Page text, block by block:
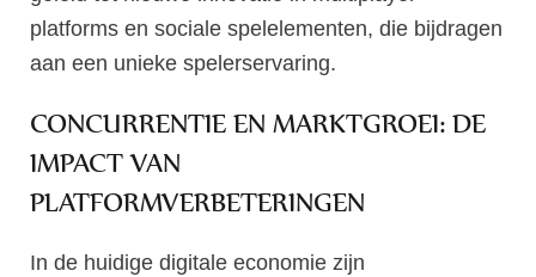
platforms en sociale spelelementen, die bijdragen
aan een unieke spelerservaring.
CONCURRENTIE EN MARKTGROEI: DE
IMPACT VAN
PLATFORMVERBETERINGEN
In de huidige digitale economie zijn